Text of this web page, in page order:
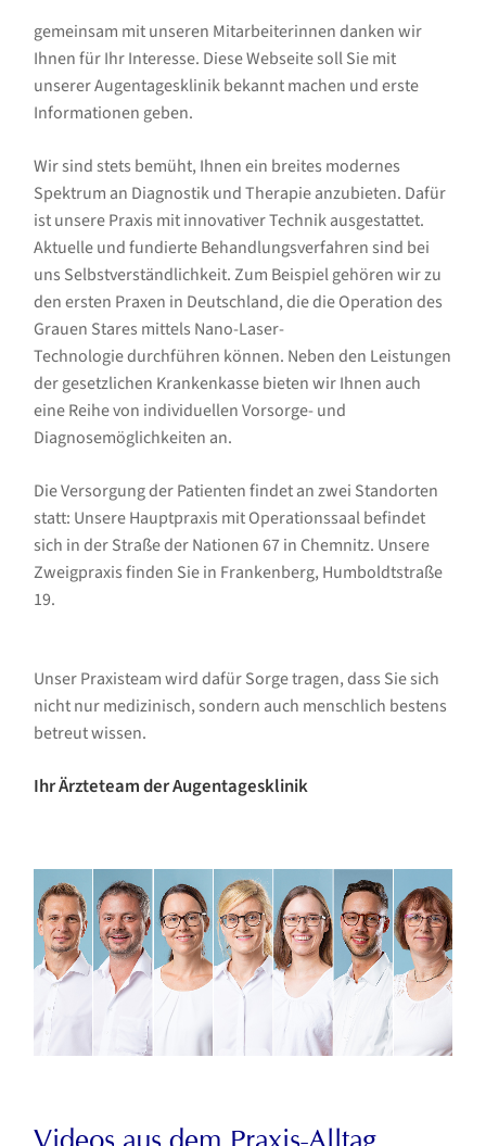
Ihr Praxisteam Dr. Stoll
gemeinsam mit unseren Mitarbeiterinnen danken wir
Ihnen für Ihr Interesse. Diese Webseite soll Sie mit
unserer Augentagesklinik bekannt machen und erste
Informationen geben.
Wir sind stets bemüht, Ihnen ein breites modernes
Spektrum an Diagnostik und Therapie anzubieten. Dafür
ist unsere Praxis mit innovativer Technik ausgestattet.
Aktuelle und fundierte Behandlungsverfahren sind bei
uns Selbstverständlichkeit. Zum Beispiel gehören wir zu
den ersten Praxen in Deutschland, die die Operation des
Grauen Stares mittels Nano-Laser-
Technologie durchführen können. Neben den Leistungen
der gesetzlichen Krankenkasse bieten wir Ihnen auch
eine Reihe von individuellen Vorsorge- und
Diagnosemöglichkeiten an.
Die Versorgung der Patienten findet an zwei Standorten
statt: Unsere Hauptpraxis mit Operationssaal befindet
sich in der Straße der Nationen 67 in Chemnitz. Unsere
Zweigpraxis finden Sie in Frankenberg, Humboldtstraße
19.
Unser Praxisteam wird dafür Sorge tragen, dass Sie sich
nicht nur medizinisch, sondern auch menschlich bestens
betreut wissen.
Ihr Ärzteteam der Augentagesklinik